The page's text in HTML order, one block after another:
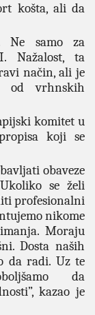
košta, ali da
Ne samo za
Nažalost, ta
način, ali je
od vrhnskih
komitet u
koji se
obaveze
se želi
profesionalni
nikome
Moraju
Dosta naših
da radi. Uz te
da
kazao je